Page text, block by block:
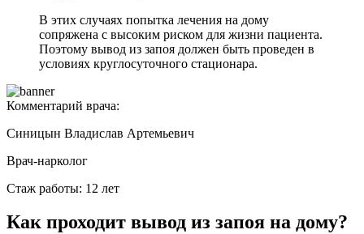
В этих случаях попытка лечения на дому
сопряжена с высоким риском для жизни пациента.
Поэтому вывод из запоя должен быть проведен в
условиях круглосуточного стационара.
Комментарий врача:
Синицын Владислав Артемьевич
Врач-нарколог
Стаж работы: 12 лет
Как проходит вывод из запоя на дому?